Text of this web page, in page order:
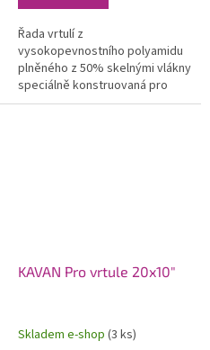
Řada vrtulí z
vysokopevnostního polyamidu
plněného z 50% skelnými vlákny
speciálně konstruovaná pro
modely se spalovacími motory.
KAVAN Pro vrtule 20x10"
Skladem e-shop (3 ks)